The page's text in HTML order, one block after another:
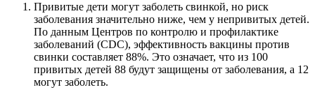
Привитые дети могут заболеть свинкой, но риск
заболевания значительно ниже, чем у непривитых детей.
По данным Центров по контролю и профилактике
заболеваний (CDC), эффективность вакцины против
свинки составляет 88%. Это означает, что из 100
привитых детей 88 будут защищены от заболевания, а 12
могут заболеть.